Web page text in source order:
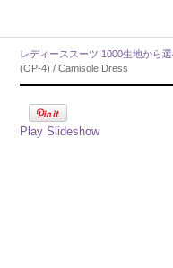
レディーススーツ 1000生地から
(OP-4) / Camisole Dress
Play Slideshow